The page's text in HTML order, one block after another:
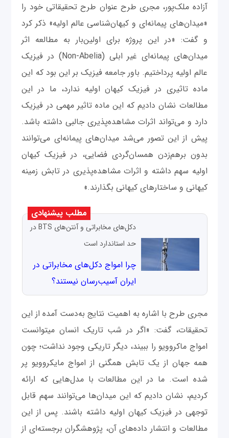
آزاده ملک‌پور، مجری طرح عنوان طرح تحقیقاتی خود را
«میدان‌های پیمانه‌ای و کیهان‌شناسی عالم اولیه» ذکر کرد
و گفت: «در این پروژه برای اولین‌بار به مطالعه اثر
میدان‌های پیمانه‌ای غیر ابلی (Non-Abelia) در فیزیک
عالم اولیه پرداختیم. باور جامعه فیزیک بر این بود که این
ماده تاثیری در فیزیک کیهان اولیه ندارد، ما در این
مطالعات نشان دادیم که این ماده تاثیر مهمی در فیزیک
دارد و می‌تواند اثرات مشاهده‌پذیری جالبی داشته باشد.
پیش از این تصور می‌شد میدان‌های پیمانه‌ای می‌توانند
بدون بر‌هم‌زدن همسان‌گردی فضایی، در فیزیک کیهان
اولیه سهم داشته و اثرات مشاهده‌پذیری در تابش زمینه
کیهانی و ساختارهای کیهانی بگذارند.»
مطلب پیشنهادی
دکل‌‌های مخابراتی و آنتن‌های BTS در
حد استاندارد است
چرا امواج دکل‌‌های مخابراتی در
ایران آسیب‌رسان نیستند؟
مجری طرح با اشاره به اهمیت نتایج به‌دست آمده از این
تحقیقات، گفت: «اگر در شب تاریک انسان می‎توانست
امواج ماکروویو را ببیند، دیگر تاریکی وجود نداشت؛ چون
همه جهان از یک تابش همگنی از امواج مایکروویو پر
شده است. ما در این مطالعات با مدل‌هایی که ارائه
کردیم، نشان دادیم که این میدان‌ها می‌توانند سهم قابل
توجهی در فیزیک کیهان اولیه داشته باشند. پس از این
مطالعات و انتشار داده‌های آن، پژوهشگران برجسته‌ای از